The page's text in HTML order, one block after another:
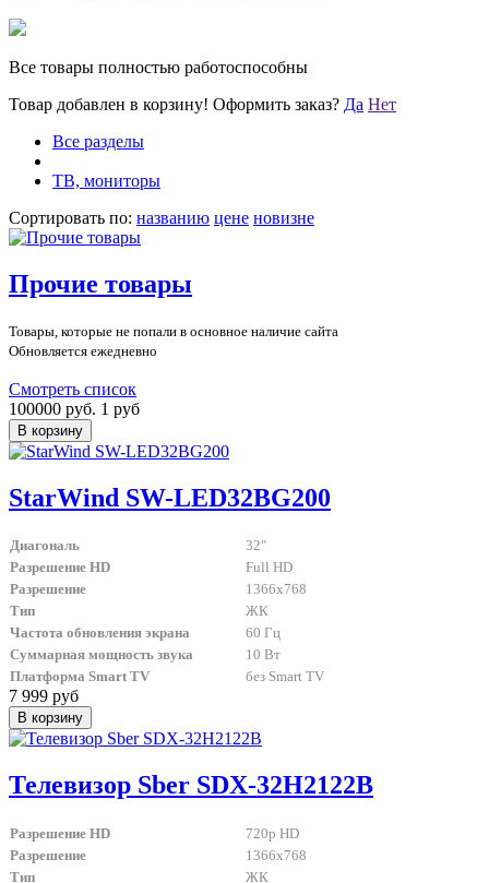
Все товары полностью работоспособны
Товар добавлен в корзину! Оформить заказ? Да Нет
Все разделы
ТВ, мониторы
Сортировать по: названию цене новизне
Прочие товары
Товары, которые не попали в основное наличие сайта
Обновляется ежедневно
Смотреть список
100000 руб. 1 руб
StarWind SW-LED32BG200
Диагональ
32"
Разрешение HD
Full HD
Разрешение
1366x768
Тип
ЖК
Частота обновления экрана
60 Гц
Суммарная мощность звука
10 Вт
Платформа Smart TV
без Smart TV
7 999 руб
Телевизор Sber SDX-32H2122B
Разрешение HD
720p HD
Разрешение
1366x768
Тип
ЖК